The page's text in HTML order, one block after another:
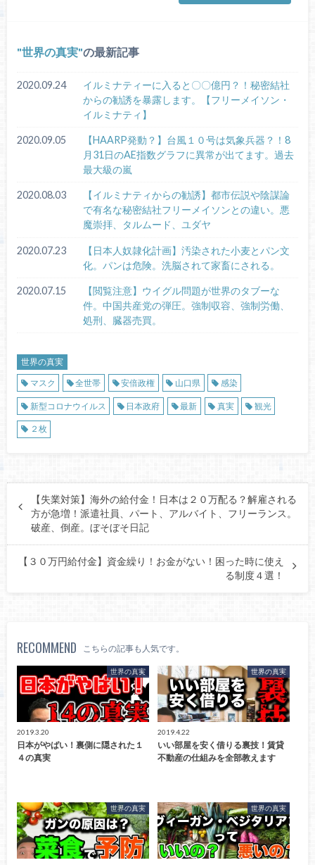
世界の真実 の最新記事
2020.09.24
イルミナティーに入ると〇〇億円？！秘密結社
からの勧誘を暴露します。【フリーメイソン・
イルミナティ】
2020.09.05
【HAARP発動？】台風１０号は気象兵器？！8
月31日のAE指数グラフに異常が出てます。過去
最大級の嵐
2020.08.03
【イルミナティからの勧誘】都市伝説や陰謀論
で有名な秘密結社フリーメイソンとの違い。悪
魔崇拝、タルムード、ユダヤ
2020.07.23
【日本人奴隷化計画】汚染された小麦とパン文
化。パンは危険。洗脳されて家畜にされる。
2020.07.15
【閲覧注意】ウイグル問題が世界のタブーな
件。中国共産党の弾圧。強制収容、強制労働、
処刑、臓器売買。
世界の真実
マスク
全世帯 安倍政権 山口県 感染
新型コロナウイルス 日本政府 最新 真実 観光
２枚
【失業対策】海外の給付金！日本は２０万配る？解雇される
方が急増！派遣社員、パート、アルバイト、フリーランス。
破産、倒産。ぼそぼそ日記
【３０万円給付金】資金繰り！お金がない！困った時に使え
る制度４選！
RECOMMEND こちらの記事も人気です。
世界の真実
2019.3.20
日本がやばい！裏側に隠された１
４の真実
世界の真実
2019.4.22
いい部屋を安く借りる裏技！賃貸
不動産の仕組みを全部教えます
世界の真実 世界の真実